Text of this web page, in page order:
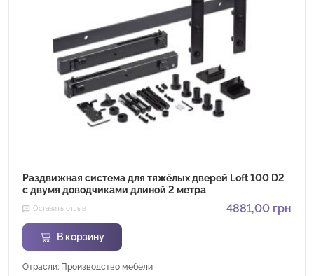
Раздвижная система для тяжёлых дверей Loft 100 D2
с двумя доводчиками длиной 2 метра
Оставить отзыв 4881,00 грн
В корзину
Отрасли: Производство мебели